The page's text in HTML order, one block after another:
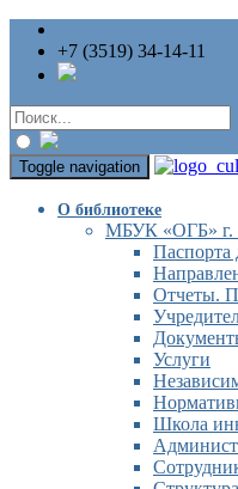
+7 (3519) 34-14-11
Toggle navigation
О библиотеке
МБУК «ОГБ» г.
Паспорта
Отчеты.
Услуги
Школа